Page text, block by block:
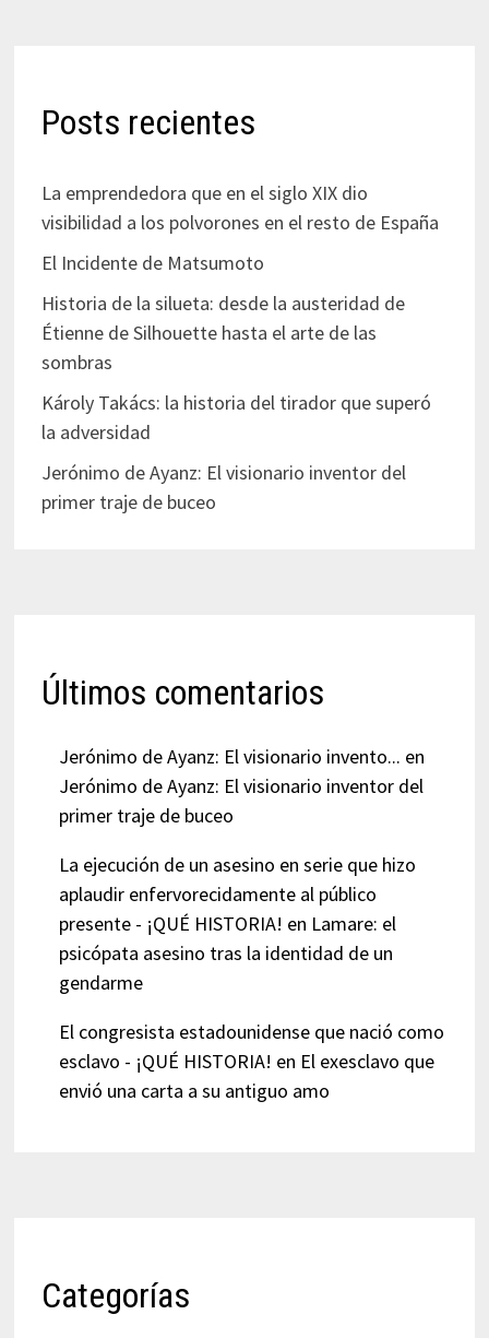
Posts recientes
La emprendedora que en el siglo XIX dio
visibilidad a los polvorones en el resto de España
El Incidente de Matsumoto
Historia de la silueta: desde la austeridad de
Étienne de Silhouette hasta el arte de las
sombras
Károly Takács: la historia del tirador que superó
la adversidad
Jerónimo de Ayanz: El visionario inventor del
primer traje de buceo
Últimos comentarios
Jerónimo de Ayanz: El visionario invento... en
Jerónimo de Ayanz: El visionario inventor del
primer traje de buceo
La ejecución de un asesino en serie que hizo
aplaudir enfervorecidamente al público
presente - ¡QUÉ HISTORIA! en Lamare: el
psicópata asesino tras la identidad de un
gendarme
El congresista estadounidense que nació como
esclavo - ¡QUÉ HISTORIA! en El exesclavo que
envió una carta a su antiguo amo
Categorías